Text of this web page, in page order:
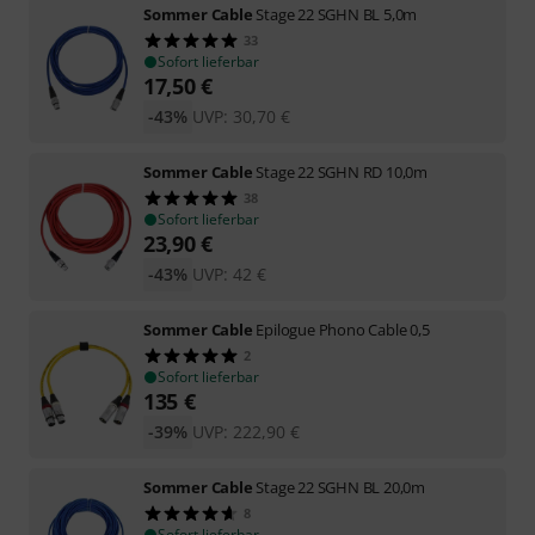
Sommer Cable Stage 22 SGHN BL 5,0m
33
Sofort lieferbar
17,50€
UVP: 30,70 €
-43%
Sommer Cable Stage 22 SGHN RD 10,0m
38
Sofort lieferbar
23,90€
UVP: 42 €
-43%
Sommer Cable Epilogue Phono Cable 0,5
2
Sofort lieferbar
135 €
UVP: 222,90 €
-39%
Sommer Cable Stage 22 SGHN BL 20,0m
8